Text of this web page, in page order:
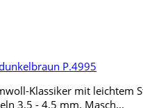
P.4995
Klassiker mit leichtem
3,5 - 4,5 mm, Masch...